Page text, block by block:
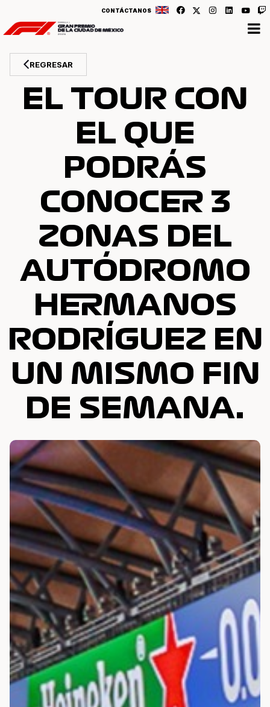
CONTÁCTANOS
REGRESAR
EL TOUR CON
EL QUE
PODRÁS
CONOCER 3
ZONAS DEL
AUTÓDROMO
HERMANOS
RODRÍGUEZ EN
UN MISMO FIN
DE SEMANA.